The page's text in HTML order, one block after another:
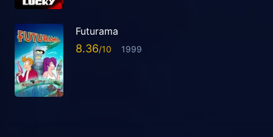
Futurama
8.36 1999